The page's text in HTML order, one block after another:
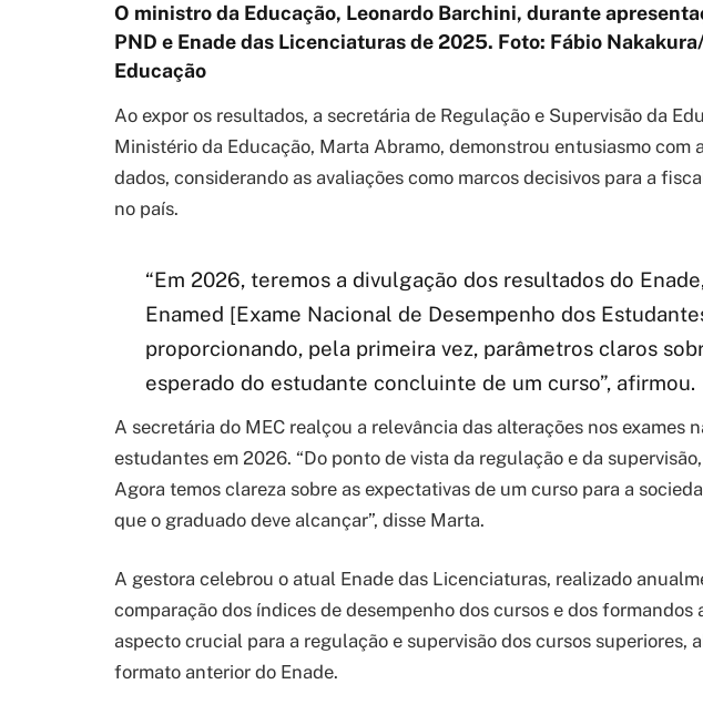
O ministro da Educação, Leonardo Barchini, durante
PND e Enade das Licenciaturas de 2025. Foto: Fábio
Educação
Ao expor os resultados, a secretária de Regulação e Supervisão da
Ministério da Educação, Marta Abramo, demonstrou entusiasmo com
dados, considerando as avaliações como marcos decisivos para a
no país.
“Em 2026, teremos a divulgação dos resultados do
Enamed [Exame Nacional de Desempenho dos
proporcionando, pela primeira vez, parâmetros claros
esperado do estudante concluinte de um curso”, afirmou.
A secretária do MEC realçou a relevância das alterações nos exames
estudantes em 2026. “Do ponto de vista da regulação e da
Agora temos clareza sobre as expectativas de um curso para a
que o graduado deve alcançar”, disse Marta.
A gestora celebrou o atual Enade das Licenciaturas, realizado
comparação dos índices de desempenho dos cursos e dos formandos
aspecto crucial para a regulação e supervisão dos cursos superiores,
formato anterior do Enade.